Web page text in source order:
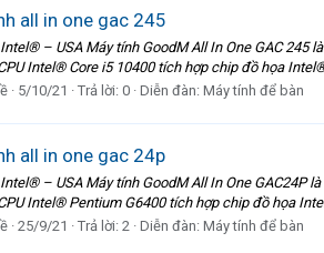
all in one gac 245
– USA Máy tính GoodM All In One GAC 245
Intel® Core i5 10400 tích hợp chip đồ họa
5/10/21 Trả lời: 0 Diễn đàn: Máy tính để bàn
all in one gac 24p
– USA Máy tính GoodM All In One GAC24P
Intel® Pentium G6400 tích hợp chip đồ họa
25/9/21 Trả lời: 2 Diễn đàn: Máy tính để bàn